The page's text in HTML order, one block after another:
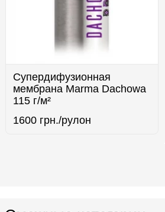
Супердифузионная
мембрана Marma Dachowa
115 г/м²
1600 грн./рулон